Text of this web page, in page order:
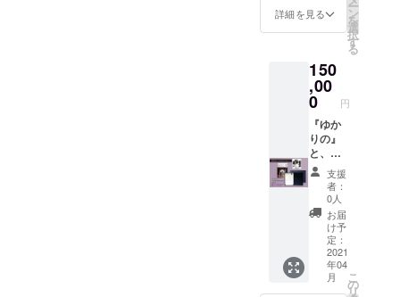
『ゆか
電話か
メール
での打
せとな
りま
す。 相
談会
は、札
幌・東
京・長
野・名
古屋・
京都・
大阪の
各会場
し込み
思議さ
や、わ
が家の
歴史を
知るに
はまだ
足りな
いくら
いです
が、
きっと
ご自分
のこと
やご家
族のこ
とをひ
シャル
パック
ス送料
（580
円）プ
ラス消
費税分
（2000
円）が
お得と
なる
パック
となり
ます。
私たち
と一緒
に『ゆ
かり
詳細を見る ー
ン
を
選
択
す
る
150
,00
0 円
『ゆか
りの』
と、ご
自宅で
しっか
りと保
管でき
る家系
図を作
成し、
家系図
のひも
支援
者：
0人
お届
け予
定：
2021
年04
月
こ
の
リ